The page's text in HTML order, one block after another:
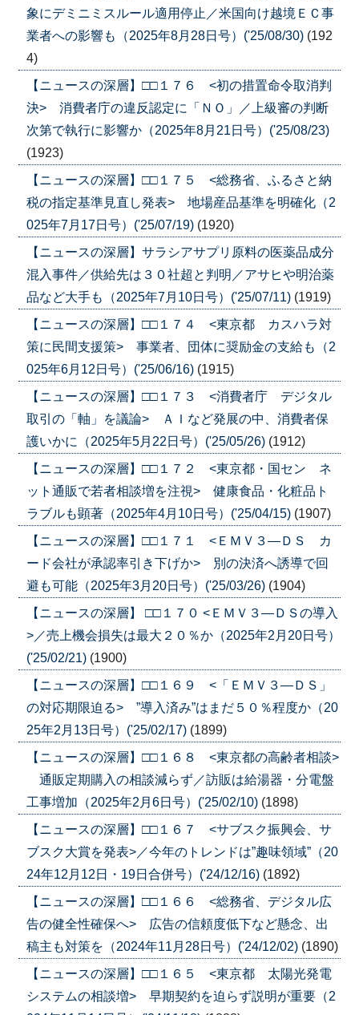
象にデミニミスルール適用停止／米国向け越境ＥＣ事
業者への影響も（2025年8月28日号）('25/08/30) (192
4)
【ニュースの深層】□□１７６ <初の措置命令取消判
決> 消費者庁の違反認定に「ＮＯ」／上級審の判断
次第で執行に影響か（2025年8月21日号）('25/08/23)
(1923)
【ニュースの深層】□□１７５ <総務省、ふるさと納
税の指定基準見直し発表> 地場産品基準を明確化（2
025年7月17日号）('25/07/19) (1920)
【ニュースの深層】サラシアサプリ原料の医薬品成分
混入事件／供給先は３０社超と判明／アサヒや明治薬
品など大手も（2025年7月10日号）('25/07/11) (1919)
【ニュースの深層】□□１７４ <東京都 カスハラ対
策に民間支援策> 事業者、団体に奨励金の支給も（2
025年6月12日号）('25/06/16) (1915)
【ニュースの深層】□□１７３ <消費者庁 デジタル
取引の「軸」を議論> ＡＩなど発展の中、消費者保
護いかに（2025年5月22日号）('25/05/26) (1912)
【ニュースの深層】□□１７２ <東京都・国セン ネ
ット通販で若者相談増を注視> 健康食品・化粧品ト
ラブルも顕著（2025年4月10日号）('25/04/15) (1907)
【ニュースの深層】□□１７１ <ＥＭＶ３―ＤＳ カ
ード会社が承認率引き下げか> 別の決済へ誘導で回
避も可能（2025年3月20日号）('25/03/26) (1904)
【ニュースの深層】 □□１７０ <ＥＭＶ３―ＤＳの導入
>／売上機会損失は最大２０％か（2025年2月20日号）
('25/02/21) (1900)
【ニュースの深層】□□１６９ <「ＥＭＶ３―ＤＳ」
の対応期限迫る> ”導入済み”はまだ５０％程度か（20
25年2月13日号）('25/02/17) (1899)
【ニュースの深層】□□１６８ <東京都の高齢者相談>
通販定期購入の相談減らず／訪販は給湯器・分電盤
工事増加（2025年2月6日号）('25/02/10) (1898)
【ニュースの深層】□□１６７ <サブスク振興会、サ
ブスク大賞を発表>／今年のトレンドは”趣味領域”（20
24年12月12日・19日合併号）('24/12/16) (1892)
【ニュースの深層】□□１６６ <総務省、デジタル広
告の健全性確保へ> 広告の信頼度低下など懸念、出
稿主も対策を（2024年11月28日号）('24/12/02) (1890)
【ニュースの深層】□□１６５ <東京都 太陽光発電
システムの相談増> 早期契約を迫らず説明が重要（2